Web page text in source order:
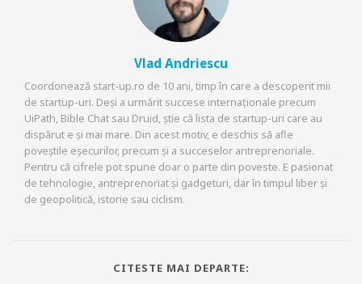
Vlad Andriescu
Coordonează start-up.ro de 10 ani, timp în care a descoperit mii
de startup-uri. Deși a urmărit succese internaționale precum
UiPath, Bible Chat sau Druid, știe că lista de startup-uri care au
dispărut e și mai mare. Din acest motiv, e deschis să afle
poveștile eșecurilor, precum și a succeselor antreprenoriale.
Pentru că cifrele pot spune doar o parte din poveste. E pasionat
de tehnologie, antreprenoriat și gadgeturi, dar în timpul liber și
de geopolitică, istorie sau ciclism.
CITESTE MAI DEPARTE: